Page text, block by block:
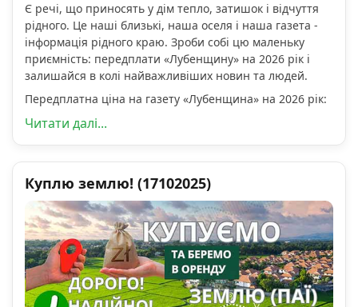
Є речі, що приносять у дім тепло, затишок і відчуття
рідного. Це наші близькі, наша оселя і наша газета -
інформація рідного краю. Зроби собі цю маленьку
приємність: передплати «Лубенщину» на 2026 рік і
залишайся в колі найважливіших новин та людей.
Передплатна ціна на газету «Лубенщина» на 2026 рік:
Читати далі...
Куплю землю! (17102025)